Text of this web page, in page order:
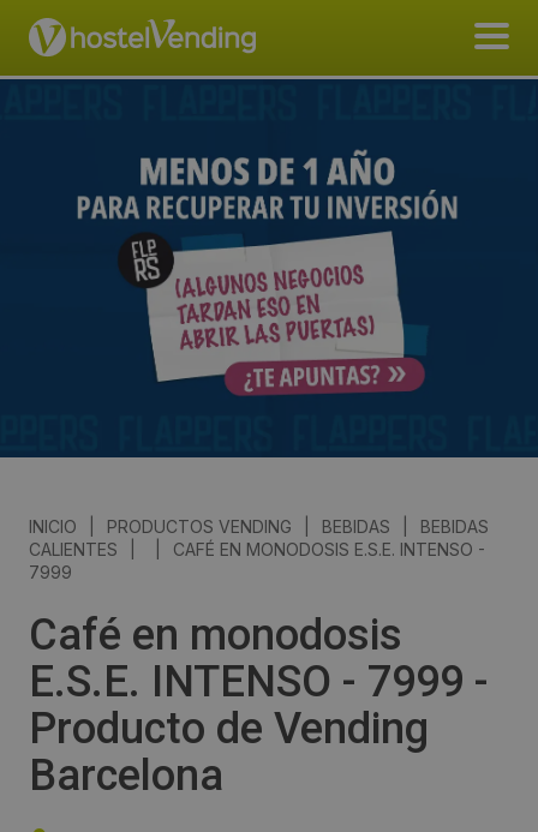
INICIO PRODUCTOS VENDING BEBIDAS
BEBIDAS
CALIENTES
CAFÉ EN MONODOSIS E.S.E. INTENSO -
7999
Café en monodosis
E.S.E. INTENSO - 7999 -
Producto de Vending
Barcelona